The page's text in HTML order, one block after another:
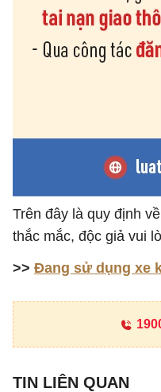
Trên đây là quy định về
thắc mắc, độc giả vui
>> Đang sử dụng xe
TIN LIÊN QUAN